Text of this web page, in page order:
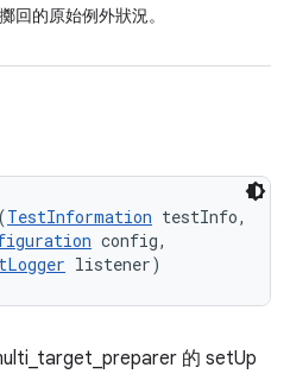
回的原始例外狀況。
TestInformation testInfo,
config,
listener)
的 setUp